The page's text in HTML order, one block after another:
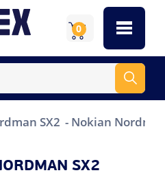
0
SX2 Nokian
SX2